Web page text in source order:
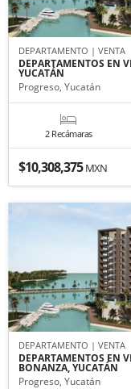
DEPARTAMENTO | VENTA
DEPARTAMENTOS EN
YUCATÁN
Progreso, Yucatán
2 Recámaras
$10,308,375MXN
DEPARTAMENTO | VENTA
DEPARTAMENTOS EN
BONANZA, YUCATÁN
Progreso, Yucatán